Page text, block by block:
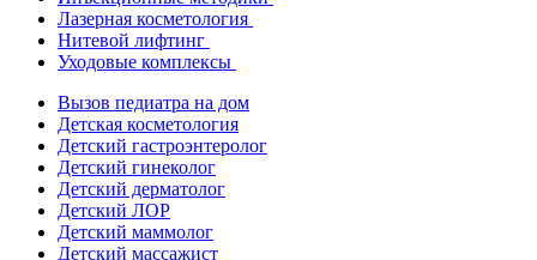
Лазерная косметология
Нитевой лифтинг
Уходовые комплексы
Вызов педиатра на дом
Детская косметология
Детский гастроэнтеролог
Детский гинеколог
Детский дерматолог
Детский ЛОР
Детский маммолог
Детский массажист